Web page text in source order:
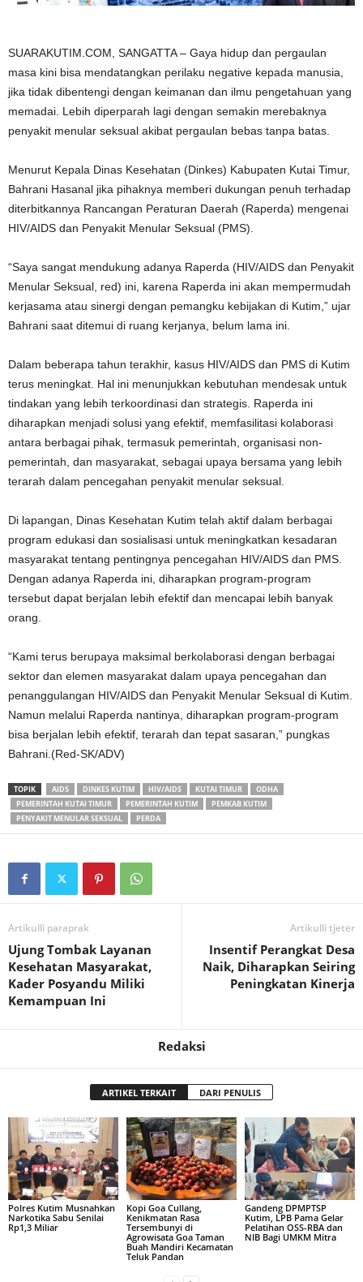
SUARAKUTIM.COM, SANGATTA – Gaya hidup dan pergaulan
masa kini bisa mendatangkan perilaku negative kepada manusia,
jika tidak dibentengi dengan keimanan dan ilmu pengetahuan yang
memadai. Lebih diperparah lagi dengan semakin merebaknya
penyakit menular seksual akibat pergaulan bebas tanpa batas.
Menurut Kepala Dinas Kesehatan (Dinkes) Kabupaten Kutai Timur,
Bahrani Hasanal jika pihaknya memberi dukungan penuh terhadap
diterbitkannya Rancangan Peraturan Daerah (Raperda) mengenai
HIV/AIDS dan Penyakit Menular Seksual (PMS).
“Saya sangat mendukung adanya Raperda (HIV/AIDS dan Penyakit
Menular Seksual, red) ini, karena Raperda ini akan mempermudah
kerjasama atau sinergi dengan pemangku kebijakan di Kutim,” ujar
Bahrani saat ditemui di ruang kerjanya, belum lama ini.
Dalam beberapa tahun terakhir, kasus HIV/AIDS dan PMS di Kutim
terus meningkat. Hal ini menunjukkan kebutuhan mendesak untuk
tindakan yang lebih terkoordinasi dan strategis. Raperda ini
diharapkan menjadi solusi yang efektif, memfasilitasi kolaborasi
antara berbagai pihak, termasuk pemerintah, organisasi non-
pemerintah, dan masyarakat, sebagai upaya bersama yang lebih
terarah dalam pencegahan penyakit menular seksual.
Di lapangan, Dinas Kesehatan Kutim telah aktif dalam berbagai
program edukasi dan sosialisasi untuk meningkatkan kesadaran
masyarakat tentang pentingnya pencegahan HIV/AIDS dan PMS.
Dengan adanya Raperda ini, diharapkan program-program
tersebut dapat berjalan lebih efektif dan mencapai lebih banyak
orang.
“Kami terus berupaya maksimal berkolaborasi dengan berbagai
sektor dan elemen masyarakat dalam upaya pencegahan dan
penanggulangan HIV/AIDS dan Penyakit Menular Seksual di Kutim.
Namun melalui Raperda nantinya, diharapkan program-program
bisa berjalan lebih efektif, terarah dan tepat sasaran,” pungkas
Bahrani.(Red-SK/ADV)
TOPIK AIDS DINKES KUTIM HIV/AIDS KUTAI TIMUR
ODHA
PEMERINTAH KUTAI TIMUR
PEMERINTAH KUTIM
PEMKAB KUTIM
PENYAKIT MENULAR SEKSUAL
PERDA
Artikulli paraprak
Ujung Tombak Layanan
Kesehatan Masyarakat,
Kader Posyandu Miliki
Kemampuan Ini
Artikulli tjetër
Insentif Perangkat Desa
Naik, Diharapkan Seiring
Peningkatan Kinerja
Redaksi
ARTIKEL TERKAIT DARI PENULIS
Polres Kutim Musnahkan
Narkotika Sabu Senilai
Rp1,3 Miliar
Kopi Goa Cullang,
Kenikmatan Rasa
Tersembunyi di
Agrowisata Goa Taman
Buah Mandiri Kecamatan
Teluk Pandan
Gandeng DPMPTSP
Kutim, LPB Pama Gelar
Pelatihan OSS-RBA dan
NIB Bagi UMKM Mitra